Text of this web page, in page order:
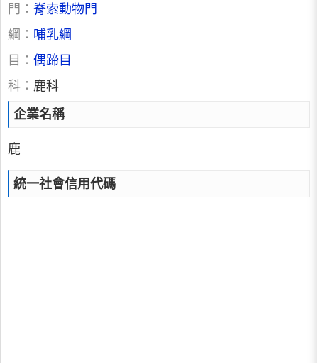
門： 脊索動物門
綱： 哺乳綱
目： 偶蹄目
科： 鹿科
企業名稱
鹿
統一社會信用代碼